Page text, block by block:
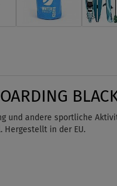
und andere sportliche
Hergestellt in der EU.